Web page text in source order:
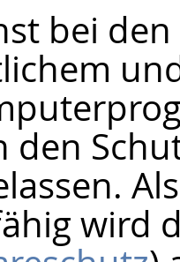
bei
den
wird